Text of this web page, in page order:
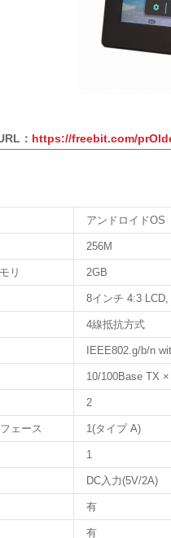
： https://freebit.com/
アンドロイドOS
256M
リ 2GB
8インチ 4:3
4線抵抗方式
IEEE802.g/b/n
10/100Base TX
2
ェース 1(タイプ A)
1
DC入力(5V/2A)
有
有